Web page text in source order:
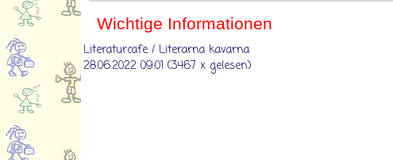
Wichtige Informationen
Literaturcafe / Literarna kavarna
28.06.2022 09:01 (3467 x gelesen)